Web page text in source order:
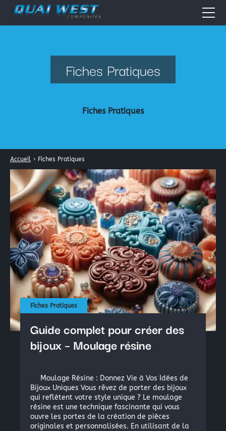
Fiches Pratiques
Fiches Pratiques
Accueil › Fiches Pratiques
Fiches Pratiques
Guide complet pour créer des
bijoux – Moulage résine
Moulage Résine : Donnez Vie à Vos Idées de
Bijoux Uniques Vous rêvez de porter des bijoux
qui reflètent votre style unique ? Le moulage
résine est une technique fascinante qui vous
ouvre les portes de la création de pièces
originales et personnalisées. En utilisant de la
Résines acryliques
Tissus pour la stratification: les fibres composites
Périphérique de vide
La peinture automobile
La peinture industrielle
La peinture nautique
La peinture en bombe
Résine Polyester ou résine Polyuréthane pour la
Acryliques et Plâtres
Le moulage silicone
Le moulage résine
Les colles structurales: Époxydes, Polyuréthanes,
Les colles instantanées
Les colles souples
Contact
Galerie Photos